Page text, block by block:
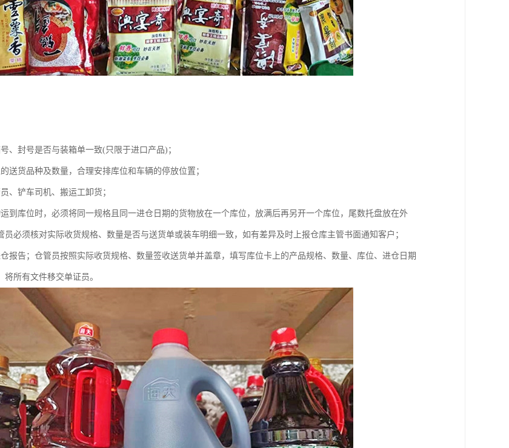
、封号是否与装箱单一致(只限于进口产品)；
送货品种及数量，合理安排库位和车辆的停放位置；
、铲车司机、搬运工卸货；
到库位时，必须将同一规格且同一进仓日期的货物放在一个库位，放满后再另开一个库位，尾数托盘放在外
员必须核对实际收货规格、数量是否与送货单或装车明细一致，如有差异及时上报仓库主管书面通知客户；
报告；仓管员按照实际收货规格、数量签收送货单并盖章，填写库位卡上的产品规格、数量、库位、进仓日期
所有文件移交单证员。